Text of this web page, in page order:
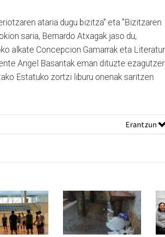
ataria dugu bizitza" eta "Bizitzaren
saria, Bernardo Atxagak jaso du,
alkate Concepcion Gamarrak eta Literatur
Angel Basantak eman dituzte
Estatuko zortzi liburu onenak saritzen
Erantzun